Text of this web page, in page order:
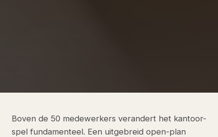
Boven de 50 medewerkers verandert het kantoor-
spel fundamenteel. Een uitgebreid open-plan